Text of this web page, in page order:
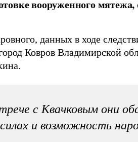
вооруженного
данных в ходе
Ковров Владимирской
с Квачковым они
и возможность